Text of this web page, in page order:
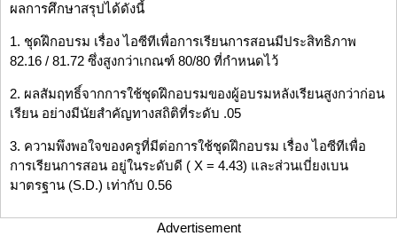
ผลการศึกษาสรุปได้ดังนี้
1. ชุดฝึกอบรม เรื่อง ไอซีทีเพื่อการเรียนการสอนมีประสิทธิภาพ
82.16 / 81.72 ซึ่งสูงกว่าเกณฑ์ 80/80 ที่กำหนดไว้
2. ผลสัมฤทธิ์จากการใช้ชุดฝึกอบรมของผู้อบรมหลังเรียนสูงกว่าก่อน
เรียน อย่างมีนัยสำคัญทางสถิติที่ระดับ .05
3. ความพึงพอใจของครูที่มีต่อการใช้ชุดฝึกอบรม เรื่อง ไอซีทีเพื่อ
การเรียนการสอน อยู่ในระดับดี ( X = 4.43) และส่วนเบี่ยงเบน
มาตรฐาน (S.D.) เท่ากับ 0.56
Advertisement